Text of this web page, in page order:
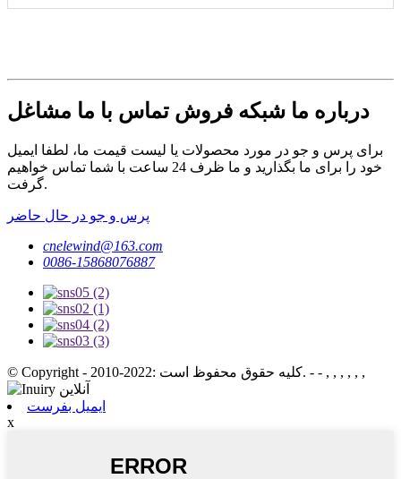
درباره ما شبکه فروش تماس با ما مشاغل
برای پرس و جو در مورد محصولات یا لیست قیمت ما، لطفا ایمیل
خود را برای ما بگذارید و ما ظرف 24 ساعت با شما تماس خواهیم
گرفت.
پرس و جو در حال حاضر
cnelewind@163.com
0086-15868076887
© Copyright - 2010-2022: کلیه حقوق محفوظ است. - - , , , , , ,
ایمیل بفرست
x